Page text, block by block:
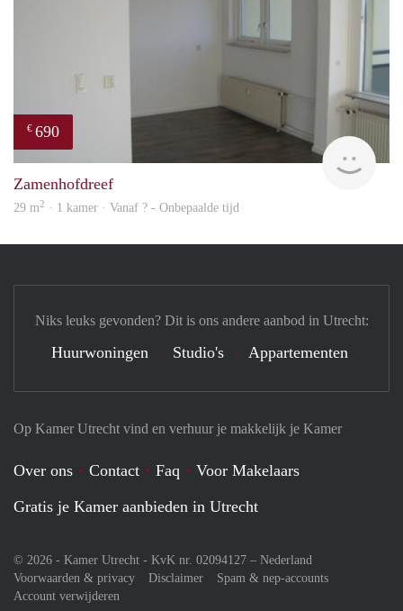
€ 690
Zamenhofdreef
29 m2 · 1 kamer · Vanaf ? - Onbepaalde tijd
Op Kamer Utrecht vind en verhuur je makkelijk je Kamer
Over ons Contact Faq
Voor Makelaars
Gratis je Kamer aanbieden in Utrecht
© 2026 - Kamer Utrecht - KvK nr. 02094127 – Nederland
Voorwaarden & privacy
Disclaimer
Spam & nep-accounts
Account verwijderen
Niks leuks gevonden? Dit is ons andere aanbod in Utrecht:
Huurwoningen Studio's Appartementen